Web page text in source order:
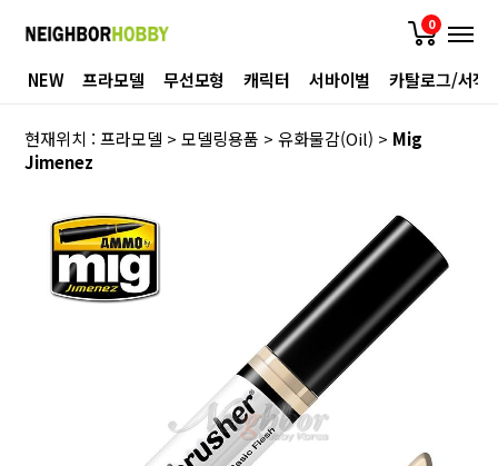
0
NEW 프라모델 무선모형 캐릭터 서바이벌 카탈로그/서적
현재위치 :프라모델 >모델링용품 >유화물감(Oil) > Mig
Jimenez